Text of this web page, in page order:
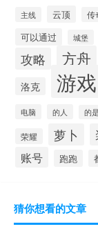
主线 云顶 传
可以通过 城堡
攻略 方舟
洛克 游戏
电脑 的人 的是
荣耀 萝卜
账号 跑跑
猜你想看的文章